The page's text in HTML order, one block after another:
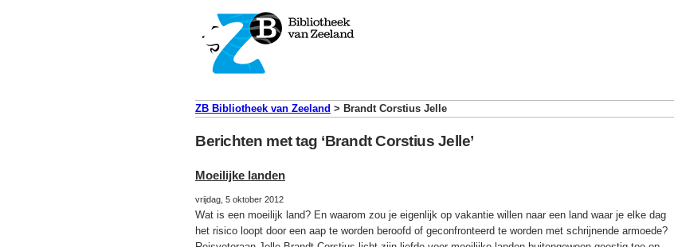
ZB Bibliotheek van Zeeland > Brandt Corstius Jelle
Berichten met tag ‘Brandt Corstius Jelle’
Moeilijke landen
vrijdag, 5 oktober 2012
Wat is een moeilijk land? En waarom zou je eigenlijk op vakantie willen naar een land waar je elke dag
het risico loopt door een aap te worden beroofd of geconfronteerd te worden met schrijnende armoede?